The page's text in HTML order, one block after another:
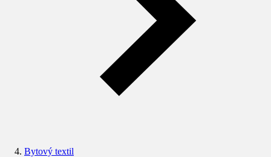
Bytový textil